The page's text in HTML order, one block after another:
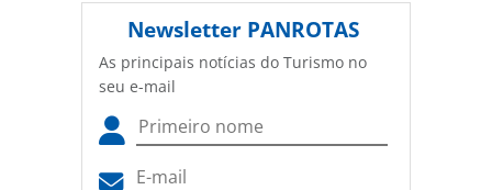
Newsletter PANROTAS
As principais notícias do Turismo no
seu e-mail